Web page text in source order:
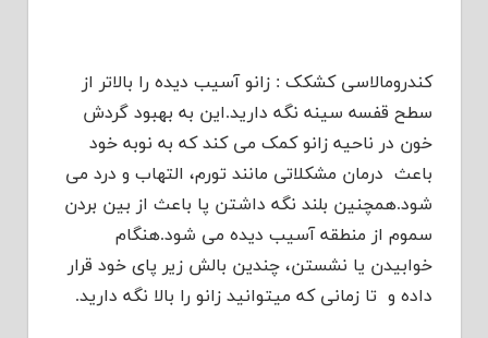
کندرومالاسی کشکک : زانو آسیب دیده را بالاتر از
سطح قفسه سینه نگه دارید.این به بهبود گردش
خون در ناحیه زانو کمک می کند که به نوبه خود
باعث درمان مشکلاتی مانند تورم، التهاب و درد می
شود.همچنین بلند نگه داشتن پا باعث از بین بردن
سموم از منطقه آسیب دیده می شود.هنگام
خوابیدن یا نشستن، چندین بالش زیر پای خود قرار
داده و تا زمانی که میتوانید زانو را بالا نگه دارید.